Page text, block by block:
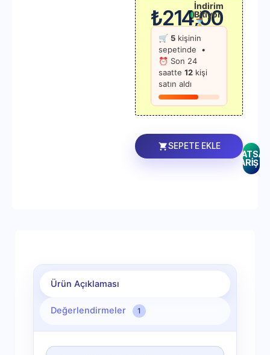
₺214,00
İndirim
Bitiyor
⌛
🛒 5 kişinin
sepetinde •
⏰ Son 24
saatte 12 kişi
satın aldı
SEPETE EKLE
SİPARİŞ
Ürün Açıklaması
Değerlendirmeler 1